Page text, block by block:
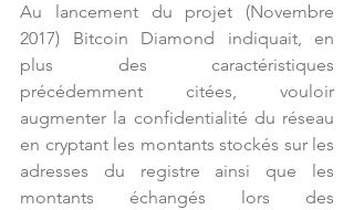
Au lancement du projet (Novembre
2017) Bitcoin Diamond indiquait, en
plus des caractéristiques
précédemment citées, vouloir
augmenter la confidentialité du réseau
en cryptant les montants stockés sur les
adresses du registre ainsi que les
montants échangés lors des